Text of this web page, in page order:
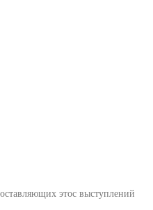
этос выступлений